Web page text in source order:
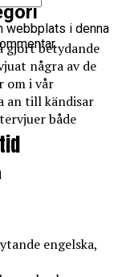
gjort betydande
några av de
om i vår
an till kändisar
både
engelska,
webbplats i denna